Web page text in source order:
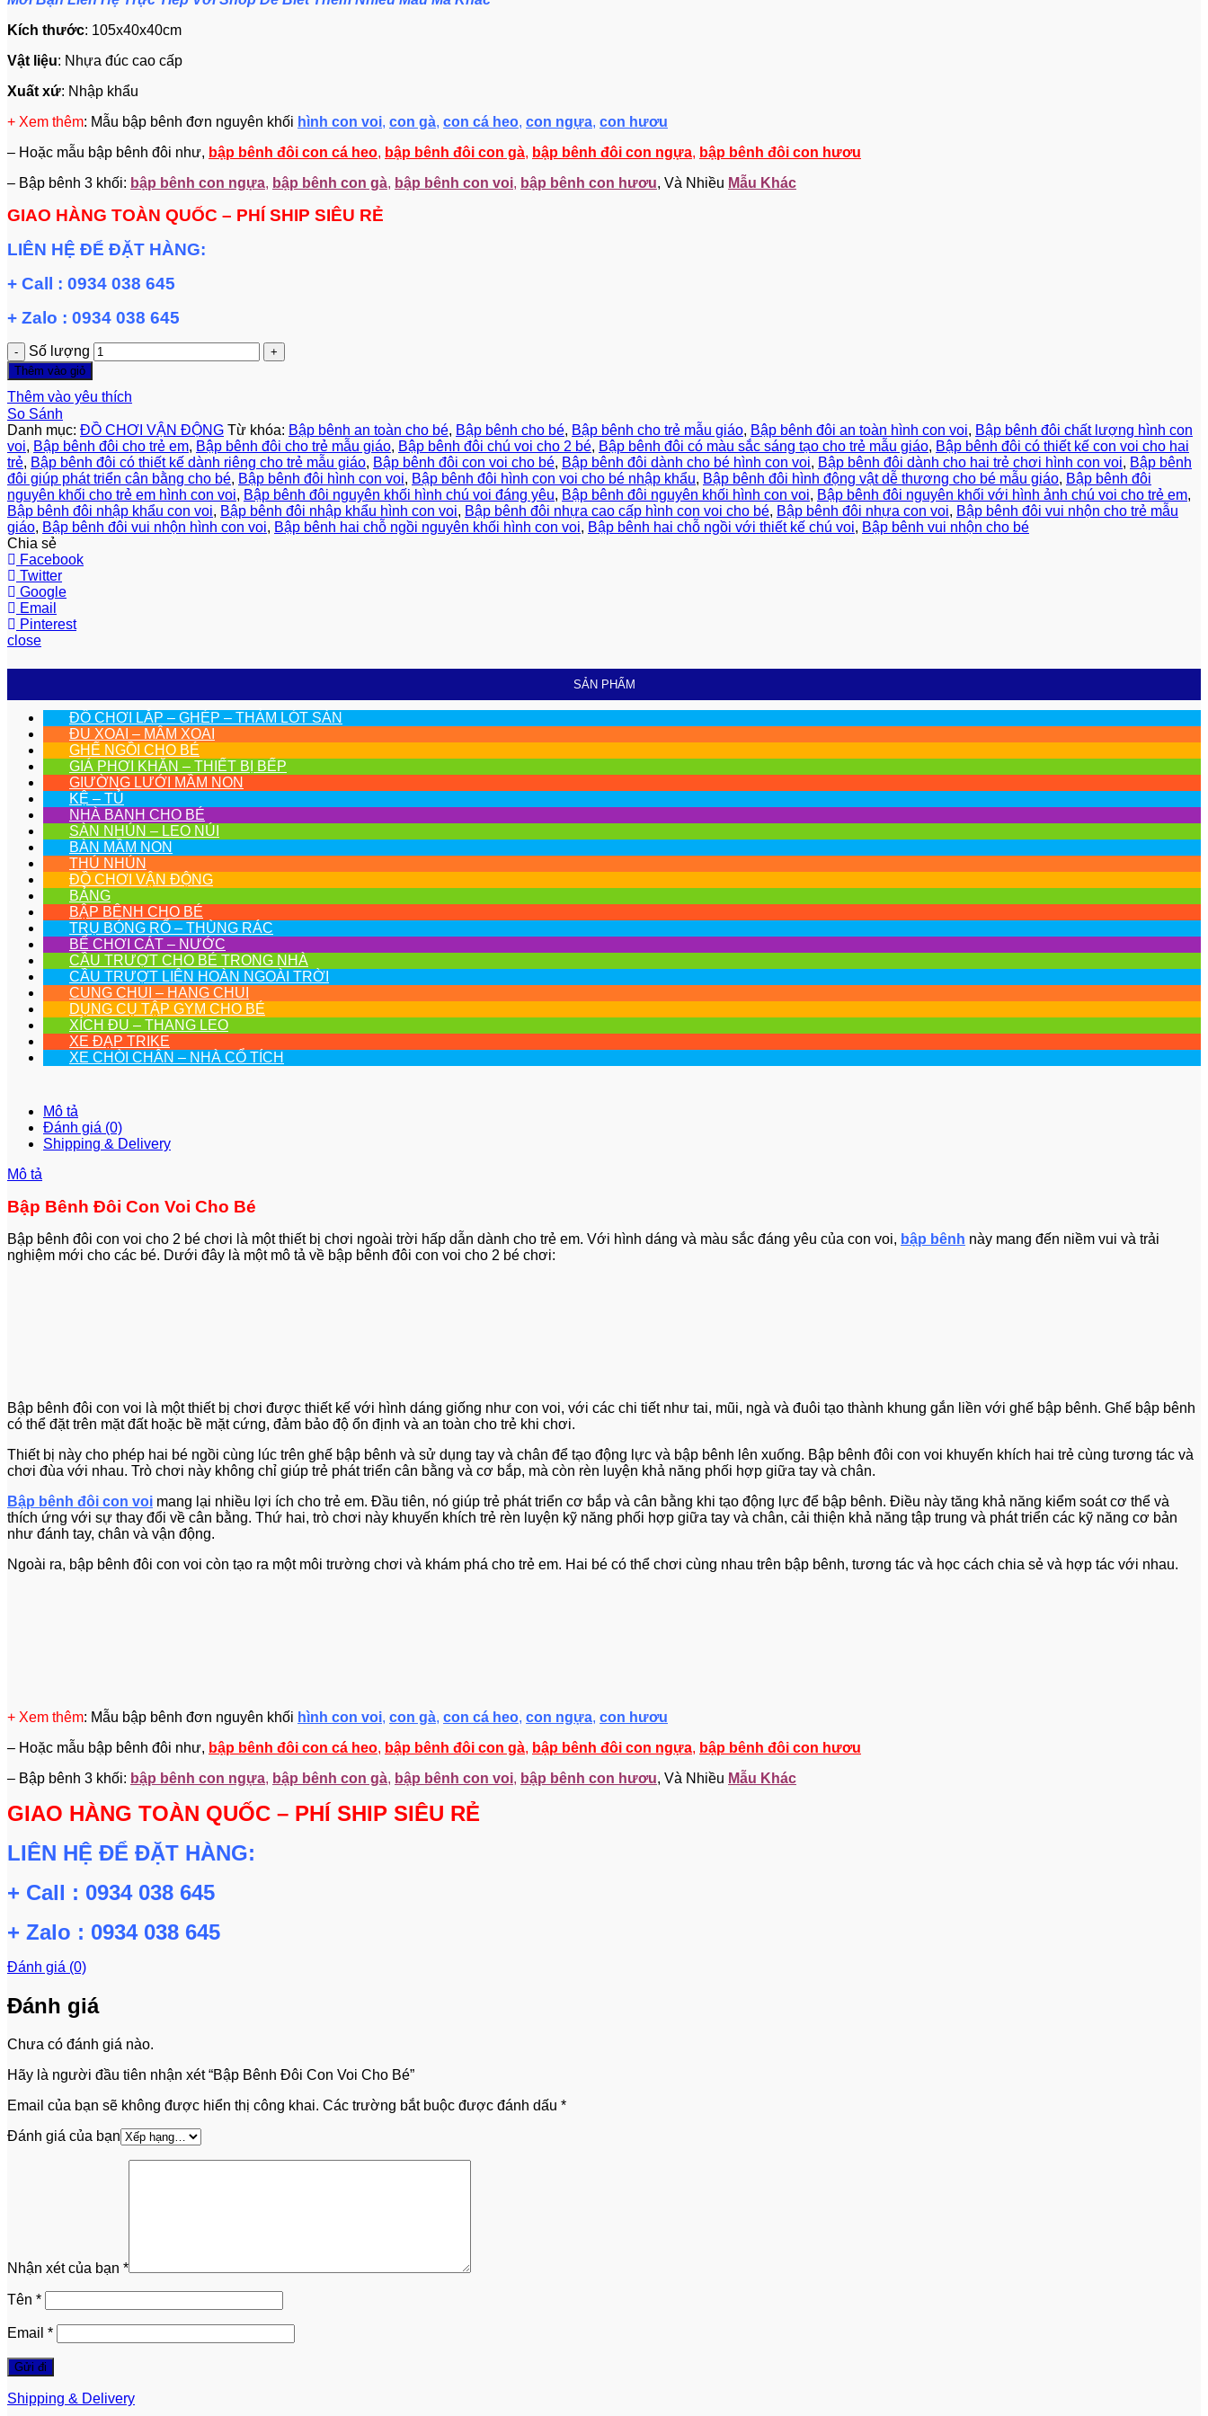
Kích thước: 105x40x40cm
Vật liệu: Nhựa đúc cao cấp
Xuất xứ: Nhập khẩu
+ Xem thêm: Mẫu bập bênh đơn nguyên khối hình con voi, con gà, con cá heo, con ngựa, con hươu
– Hoặc mẫu bập bênh đôi như, bập bênh đôi con cá heo, bập bênh đôi con gà, bập bênh đôi con ngựa, bập bênh đôi con hươu
– Bập bênh 3 khối: bập bênh con ngựa, bập bênh con gà, bập bênh con voi, bập bênh con hươu, Và Nhiều Mẫu Khác
GIAO HÀNG TOÀN QUỐC – PHÍ SHIP SIÊU RẺ
LIÊN HỆ ĐỂ ĐẶT HÀNG:
+ Call : 0934 038 645
+ Zalo : 0934 038 645
Số lượng
Thêm vào giỏ
Thêm vào yêu thích
So Sánh
Danh mục: ĐỒ CHƠI VẬN ĐỘNG Từ khóa: Bập bênh an toàn cho bé, Bập bênh cho bé, Bập bênh cho trẻ mẫu giáo, Bập bênh đôi an toàn hình con voi, Bập bênh đôi chất lượng hình con
voi, Bập bênh đôi cho trẻ em, Bập bênh đôi cho trẻ mẫu giáo, Bập bênh đôi chú voi cho 2 bé, Bập bênh đôi có màu sắc sáng tạo cho trẻ mẫu giáo, Bập bênh đôi có thiết kế con voi cho hai
trẻ, Bập bênh đôi có thiết kế dành riêng cho trẻ mẫu giáo, Bập bênh đôi con voi cho bé, Bập bênh đôi dành cho bé hình con voi, Bập bênh đôi dành cho hai trẻ chơi hình con voi, Bập bênh
đôi giúp phát triển cân bằng cho bé, Bập bênh đôi hình con voi, Bập bênh đôi hình con voi cho bé nhập khẩu, Bập bênh đôi hình động vật dễ thương cho bé mẫu giáo, Bập bênh đôi
nguyên khối cho trẻ em hình con voi, Bập bênh đôi nguyên khối hình chú voi đáng yêu, Bập bênh đôi nguyên khối hình con voi, Bập bênh đôi nguyên khối với hình ảnh chú voi cho trẻ em,
Bập bênh đôi nhập khẩu con voi, Bập bênh đôi nhập khẩu hình con voi, Bập bênh đôi nhựa cao cấp hình con voi cho bé, Bập bênh đôi nhựa con voi, Bập bênh đôi vui nhộn cho trẻ mẫu
giáo, Bập bênh đôi vui nhộn hình con voi, Bập bênh hai chỗ ngồi nguyên khối hình con voi, Bập bênh hai chỗ ngồi với thiết kế chú voi, Bập bênh vui nhộn cho bé
Chia sẻ
Facebook
Twitter
Google
Email
Pinterest
close
SẢN PHẨM
ĐỒ CHƠI LẮP – GHÉP – THẢM LÓT SÀN
ĐU XOAI – MÂM XOAI
GHẾ NGỒI CHO BÉ
GIÁ PHƠI KHĂN – THIẾT BỊ BẾP
GIƯỜNG LƯỚI MẦM NON
KỆ – TỦ
NHÀ BANH CHO BÉ
SÀN NHÚN – LEO NÚI
BÀN MẦM NON
THÚ NHÚN
ĐỒ CHƠI VẬN ĐỘNG
BẢNG
BẬP BÊNH CHO BÉ
TRỤ BÓNG RỔ – THÙNG RÁC
BỂ CHƠI CÁT – NƯỚC
CẦU TRƯỢT CHO BÉ TRONG NHÀ
CẦU TRƯỢT LIÊN HOÀN NGOÀI TRỜI
CUNG CHUI – HANG CHUI
DỤNG CỤ TẬP GYM CHO BÉ
XÍCH ĐU – THANG LEO
XE ĐẠP TRIKE
XE CHÒI CHÂN – NHÀ CỔ TÍCH
Mô tả
Đánh giá (0)
Shipping & Delivery
Mô tả
Bập Bênh Đôi Con Voi Cho Bé
Bập bênh đôi con voi cho 2 bé chơi là một thiết bị chơi ngoài trời hấp dẫn dành cho trẻ em. Với hình dáng và màu sắc đáng yêu của con voi, bập bênh này mang đến niềm vui và trải
nghiệm mới cho các bé. Dưới đây là một mô tả về bập bênh đôi con voi cho 2 bé chơi:
Bập bênh đôi con voi là một thiết bị chơi được thiết kế với hình dáng giống như con voi, với các chi tiết như tai, mũi, ngà và đuôi tạo thành khung gắn liền với ghế bập bênh. Ghế bập bênh
có thể đặt trên mặt đất hoặc bề mặt cứng, đảm bảo độ ổn định và an toàn cho trẻ khi chơi.
Thiết bị này cho phép hai bé ngồi cùng lúc trên ghế bập bênh và sử dụng tay và chân để tạo động lực và bập bênh lên xuống. Bập bênh đôi con voi khuyến khích hai trẻ cùng tương tác và
chơi đùa với nhau. Trò chơi này không chỉ giúp trẻ phát triển cân bằng và cơ bắp, mà còn rèn luyện khả năng phối hợp giữa tay và chân.
Bập bênh đôi con voi mang lại nhiều lợi ích cho trẻ em. Đầu tiên, nó giúp trẻ phát triển cơ bắp và cân bằng khi tạo động lực để bập bênh. Điều này tăng khả năng kiểm soát cơ thể và
thích ứng với sự thay đổi về cân bằng. Thứ hai, trò chơi này khuyến khích trẻ rèn luyện kỹ năng phối hợp giữa tay và chân, cải thiện khả năng tập trung và phát triển các kỹ năng cơ bản
như đánh tay, chân và vận động.
Ngoài ra, bập bênh đôi con voi còn tạo ra một môi trường chơi và khám phá cho trẻ em. Hai bé có thể chơi cùng nhau trên bập bênh, tương tác và học cách chia sẻ và hợp tác với nhau.
+ Xem thêm: Mẫu bập bênh đơn nguyên khối hình con voi, con gà, con cá heo, con ngựa, con hươu
– Hoặc mẫu bập bênh đôi như, bập bênh đôi con cá heo, bập bênh đôi con gà, bập bênh đôi con ngựa, bập bênh đôi con hươu
– Bập bênh 3 khối: bập bênh con ngựa, bập bênh con gà, bập bênh con voi, bập bênh con hươu, Và Nhiều Mẫu Khác
GIAO HÀNG TOÀN QUỐC – PHÍ SHIP SIÊU RẺ
LIÊN HỆ ĐỂ ĐẶT HÀNG:
+ Call : 0934 038 645
+ Zalo : 0934 038 645
Đánh giá (0)
Đánh giá
Chưa có đánh giá nào.
Hãy là người đầu tiên nhận xét “Bập Bênh Đôi Con Voi Cho Bé”
Email của bạn sẽ không được hiển thị công khai. Các trường bắt buộc được đánh dấu *
Đánh giá của bạn
Nhận xét của bạn *
Tên *
Email *
Shipping & Delivery